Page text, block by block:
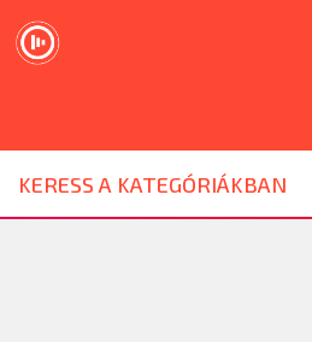
KERESS A KATEGÓRIÁKBAN
DJ ESZKÖZ
HANGTECHNIKA